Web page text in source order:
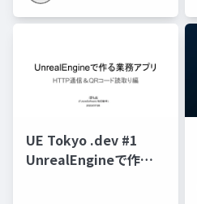
UE Tokyo .dev #1
UnrealEngineで作る